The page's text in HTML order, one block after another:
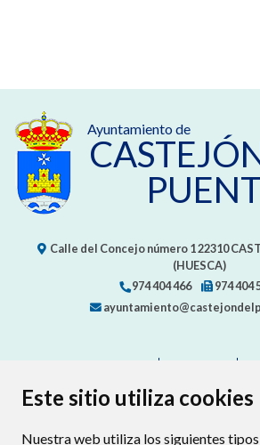
Este sitio utiliza cookies
Nuestra web utiliza los siguientes
Ayuntamiento de
Calle del Concejo número 122310
(HUESCA)
974 404 466
974 404
PROTECCIÓN DE DATOS
POLÍTICA DE COOKIES